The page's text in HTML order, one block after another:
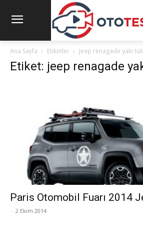
Ana Sayfa Etiketler Jeep renagade yakı
Etiket: jeep renagade
Paris Otomobil Fuarı 2014
- 2 Ekim 2014